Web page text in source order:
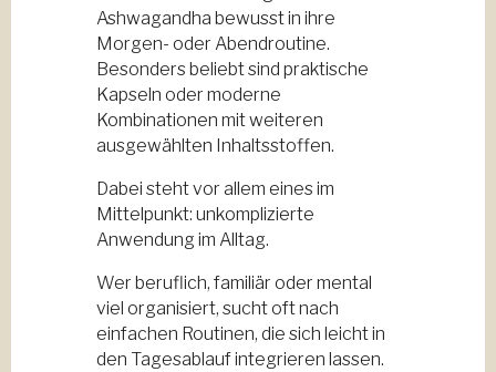
Ashwagandha bewusst in ihre
Morgen- oder Abendroutine.
Besonders beliebt sind praktische
Kapseln oder moderne
Kombinationen mit weiteren
ausgewählten Inhaltsstoffen.
Dabei steht vor allem eines im
Mittelpunkt: unkomplizierte
Anwendung im Alltag.
Wer beruflich, familiär oder mental
viel organisiert, sucht oft nach
einfachen Routinen, die sich leicht in
den Tagesablauf integrieren lassen.